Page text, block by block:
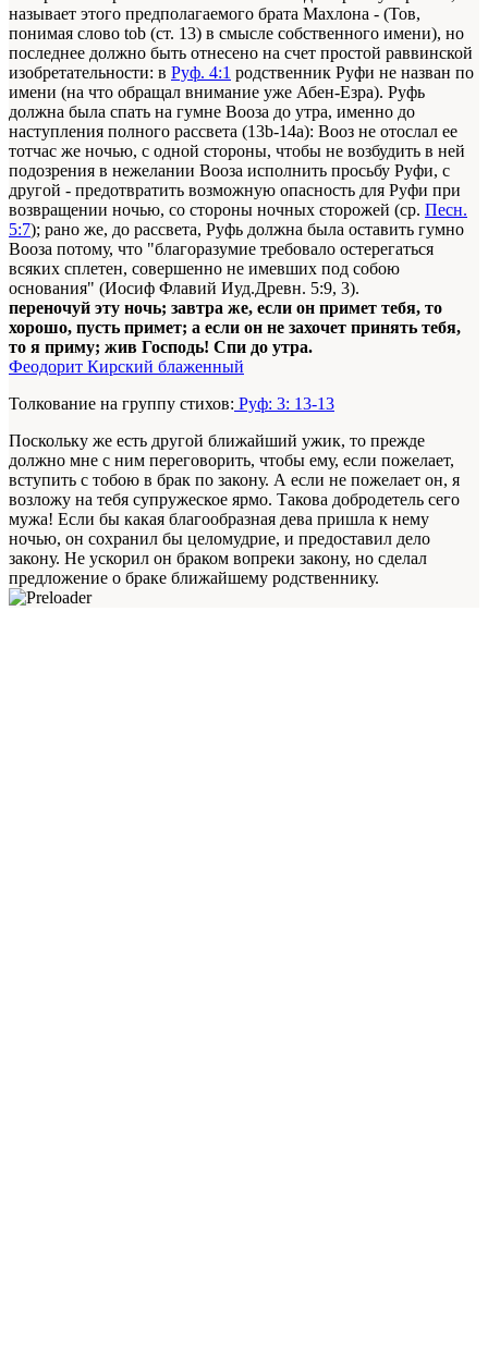
называет этого предполагаемого брата Махлона - (Тов,
понимая слово tob (ст. 13) в смысле собственного имени), но
последнее должно быть отнесено на счет простой раввинской
изобретательности: в Руф. 4:1 родственник Руфи не назван по
имени (на что обращал внимание уже Абен-Езра). Руфь
должна была спать на гумне Вооза до утра, именно до
наступления полного рассвета (13b-14a): Вооз не отослал ее
тотчас же ночью, с одной стороны, чтобы не возбудить в ней
подозрения в нежелании Вооза исполнить просьбу Руфи, с
другой - предотвратить возможную опасность для Руфи при
возвращении ночью, со стороны ночных сторожей (ср. Песн.
5:7); рано же, до рассвета, Руфь должна была оставить гумно
Вооза потому, что "благоразумие требовало остерегаться
всяких сплетен, совершенно не имевших под собою
основания" (Иосиф Флавий Иуд.Древн. 5:9, 3).
переночуй эту ночь; завтра же, если он примет тебя, то
хорошо, пусть примет; а если он не захочет принять тебя,
то я приму; жив Господь! Спи до утра.
Феодорит Кирский блаженный
Толкование на группу стихов: Руф: 3: 13-13
Поскольку же есть другой ближайший ужик, то прежде
должно мне с ним переговорить, чтобы ему, если пожелает,
вступить с тобою в брак по закону. А если не пожелает он, я
возложу на тебя супружеское ярмо. Такова добродетель сего
мужа! Если бы какая благообразная дева пришла к нему
ночью, он сохранил бы целомудрие, и предоставил дело
закону. Не ускорил он браком вопреки закону, но сделал
предложение о браке ближайшему родственнику.